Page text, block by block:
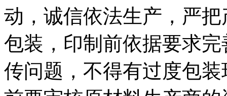
动，诚信依法生产，严
包装，印制前依据要求
传问题，不得有过度包